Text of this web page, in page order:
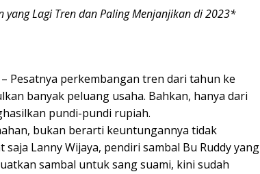
yang Lagi Tren dan Paling Menjanjikan di 2023*
Pesatnya perkembangan tren dari tahun ke
banyak peluang usaha. Bahkan, hanya dari
pundi-pundi rupiah.
bukan berarti keuntungannya tidak
saja Lanny Wijaya, pendiri sambal Bu Ruddy yang
sambal untuk sang suami, kini sudah